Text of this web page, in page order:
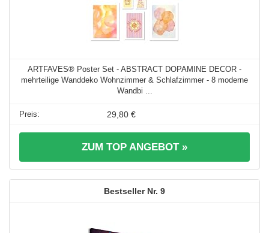
ARTFAVES® Poster Set - ABSTRACT DOPAMINE DECOR -
mehrteilige Wanddeko Wohnzimmer & Schlafzimmer - 8 moderne
Wandbi ...
29,80 €
ZUM TOP ANGEBOT »
9